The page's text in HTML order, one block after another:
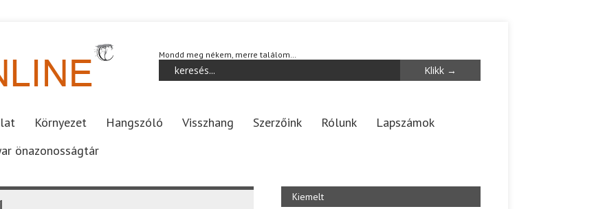
Mondd meg nékem, merre találom…
Környezet Hangszóló Visszhang Szerzőink Rólunk
Lapszámok
önazonosságtár
Kiemelt